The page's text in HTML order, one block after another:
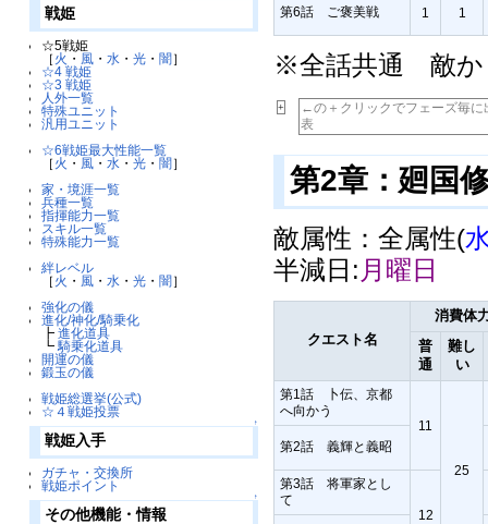
戦姫
☆5戦姫
［ 火 ・ 風 ・水 ・光 ・闇］
☆4 戦姫
☆3 戦姫
人外一覧
特殊ユニット
汎用ユニット
☆6戦姫最大性能一覧
［ 火 ・ 風 ・水 ・光 ・闇］
家・境涯一覧
兵種一覧
指揮能力一覧
スキル一覧
特殊能力一覧
絆レベル
［ 火 ・ 風 ・水 ・光 ・闇］
強化の儀
進化/神化/騎乗化
┣進化道具
┗騎乗化道具
開運の儀
鍛玉の儀
戦姫総選挙(公式)
☆４戦姫投票
↑
戦姫入手
ガチャ・交換所
戦姫ポイント
↑
その他機能・情報
第6話 ご褒美戦 1 1
※全話共通 敵か
+
←の＋クリックでフェーズ毎に
表
第2章：廻国
敵属性：全属性(
半減日: 月曜日
クエスト名
消費体
普
通
難し
い
第1話 卜伝、京都
へ向かう
11
25
第2話 義輝と義昭
第3話 将軍家とし
て
12